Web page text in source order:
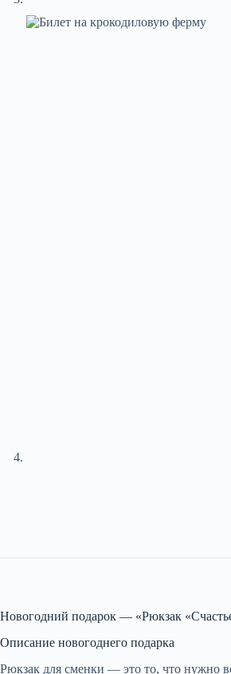
Новогодний подарок — «Рюкзак
Описание новогоднего подарка
Рюкзак для сменки — это то, что нужно